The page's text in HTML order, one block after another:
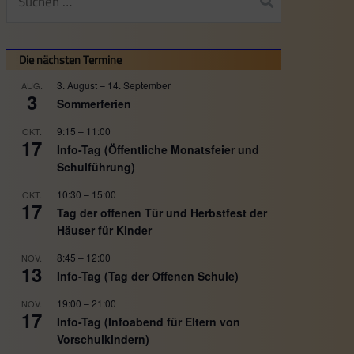
nach:
Die nächsten Termine
AUG.
3
3. August– 14. September
Sommerferien
OKT.
17
9:15 – 11:00
Info-Tag (Öffentliche Monatsfeier und
Schulführung)
OKT.
17
10:30 – 15:00
Tag der offenen Tür und Herbstfest der
Häuser für Kinder
NOV.
13
8:45 – 12:00
Info-Tag (Tag der Offenen Schule)
NOV.
17
19:00 – 21:00
Info-Tag (Infoabend für Eltern von
Vorschulkindern)